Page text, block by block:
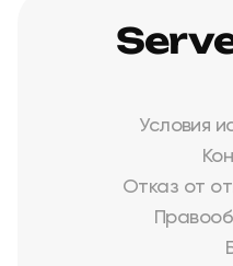
Условия
Отказ от